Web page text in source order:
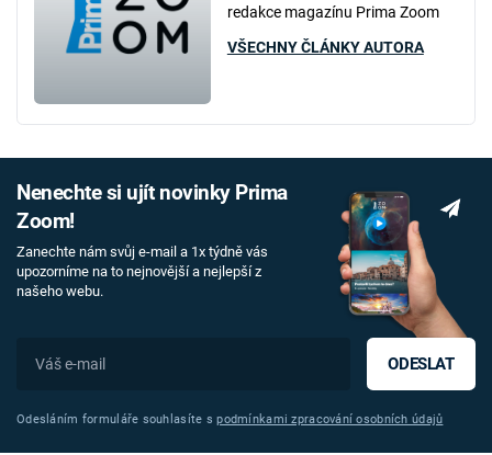
redakce magazínu Prima Zoom
VŠECHNY ČLÁNKY AUTORA
Nenechte si ujít novinky Prima
Zoom!
Zanechte nám svůj e-mail a 1x týdně vás
upozorníme na to nejnovější a nejlepší z
našeho webu.
ODESLAT
Odesláním formuláře souhlasíte spodmínkami zpracování osobních údajů